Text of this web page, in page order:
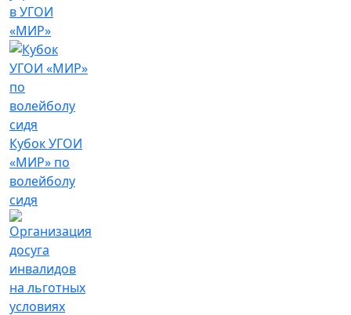
в УГОИ
«МИР»
Кубок УГОИ
«МИР» по
волейболу
сидя